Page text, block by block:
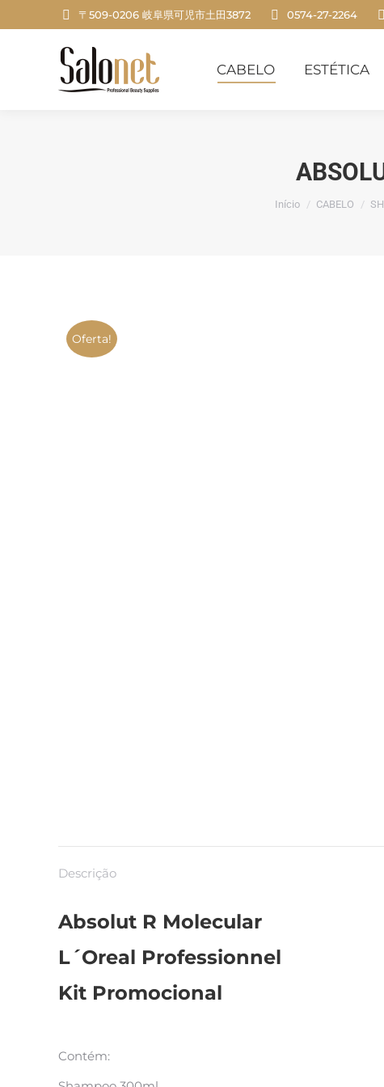
〒509-0206 岐阜県可児市土田3872 0574-27-2264
CABELO ESTÉTICA
Você está aqui:
Início CABELO
Oferta!
Descrição
Absolut R Molecular
L´Oreal Professionnel
Kit Promocional
Contém:
CABELO ESTÉTICA